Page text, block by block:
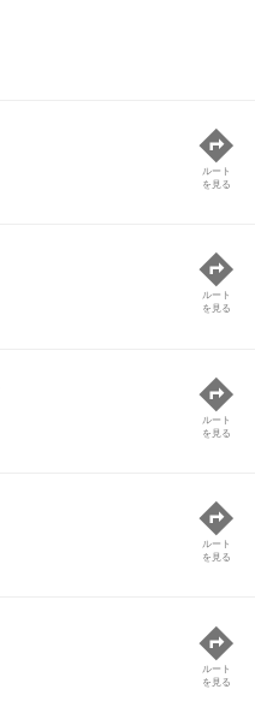
ルート
を見る
ルート
を見る
ルート
を見る
ルート
を見る
ルート
を見る